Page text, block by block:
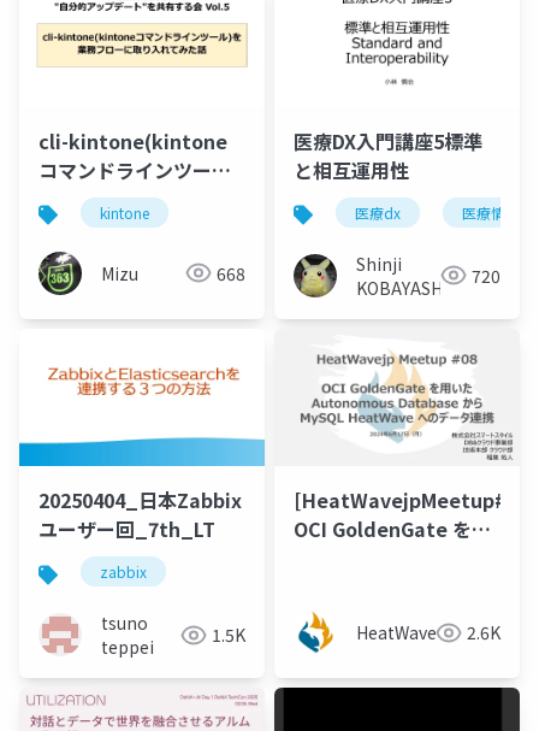
cli-kintone(kintone
コマンドラインツール)
を業務フローに取り入
れてみた話
kintone
Mizu 668
医療DX入門講座5標準
と相互運用性
医療dx 医療情報標
Shinji
KOBAYASHI
720
20250404_日本Zabbix
ユーザー回_7th_LT
zabbix
tsuno
teppei
1.5K
[HeatWavejpMeetup#08]
OCI GoldenGate を用
HeatWave へのデータ
連携 [稲葉 祐人 氏（ス
マートスタイル）]
HeatWavejp 2.6K